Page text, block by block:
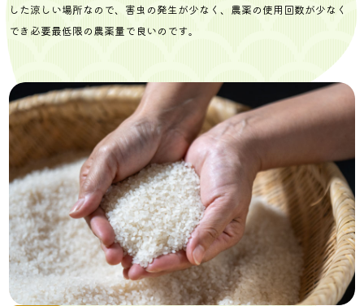
した涼しい場所なので、害虫の発生が少なく、農薬の使用回数が少なく
でき必要最低限の農薬量で良いのです。